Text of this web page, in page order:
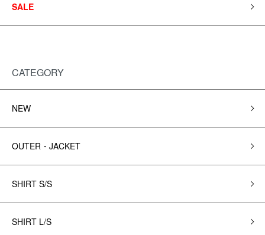
SALE
CATEGORY
NEW
OUTER・JACKET
SHIRT S/S
SHIRT L/S